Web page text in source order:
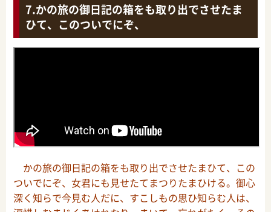
かの旅の御日記の箱をも取り出でさせたま
ひて、このついでにぞ、
かの旅の御日記の箱をも取り出でさせたまひて、この
ついでにぞ、女君にも見せたてまつりたまひける。御心
深く知らで今見む人だに、すこしもの思ひ知らむ人は、